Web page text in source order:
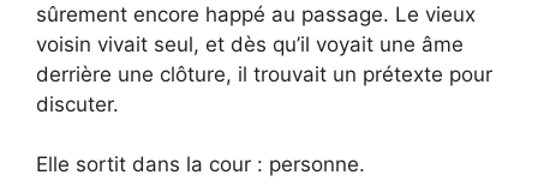
sûrement encore happé au passage. Le vieux
voisin vivait seul, et dès qu’il voyait une âme
derrière une clôture, il trouvait un prétexte pour
discuter.
Elle sortit dans la cour : personne.